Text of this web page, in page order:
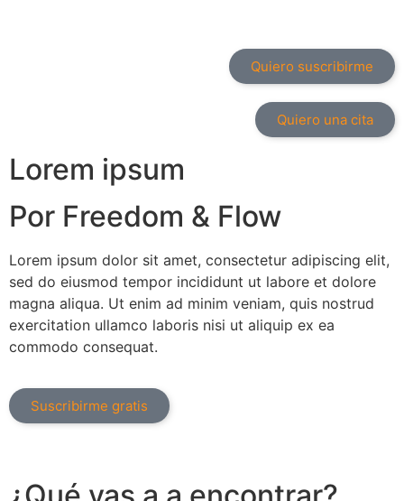
Quiero suscribirme
Quiero una cita
Lorem ipsum
Por Freedom & Flow
Lorem ipsum dolor sit amet, consectetur adipiscing elit,
sed do eiusmod tempor incididunt ut labore et dolore
magna aliqua. Ut enim ad minim veniam, quis nostrud
exercitation ullamco laboris nisi ut aliquip ex ea
commodo consequat.
Suscribirme gratis